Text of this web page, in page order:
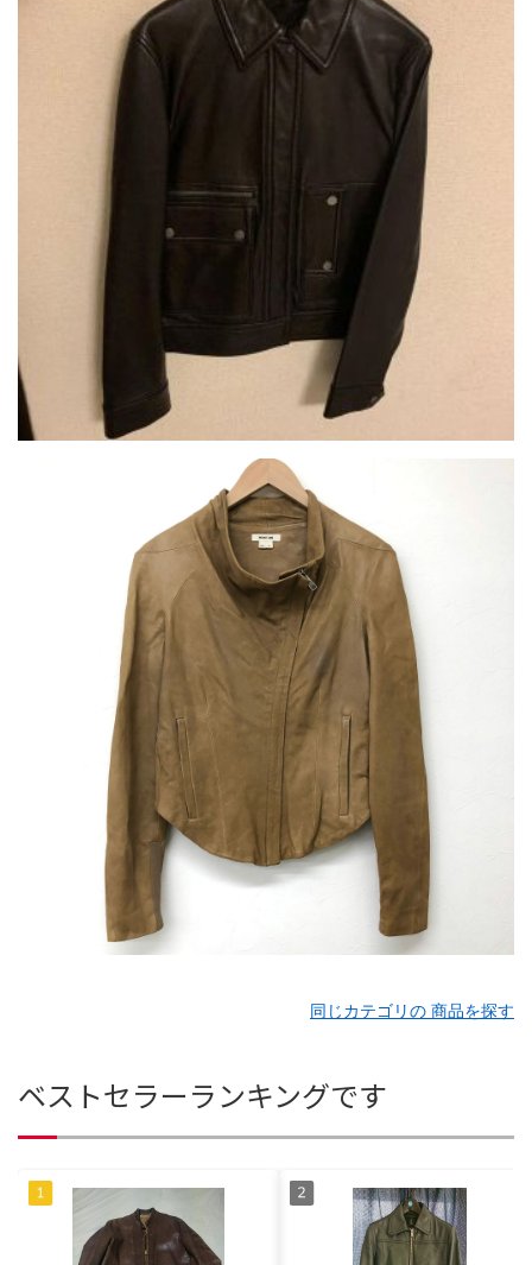
同じカテゴリの 商品を探す
ベストセラーランキングです